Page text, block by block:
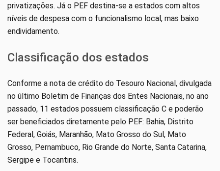
privatizações. Já o PEF destina-se a estados com altos
níveis de despesa com o funcionalismo local, mas baixo
endividamento.
Classificação dos estados
Conforme a nota de crédito do Tesouro Nacional, divulgada
no último Boletim de Finanças dos Entes Nacionais, no ano
passado, 11 estados possuem classificação C e poderão
ser beneficiados diretamente pelo PEF: Bahia, Distrito
Federal, Goiás, Maranhão, Mato Grosso do Sul, Mato
Grosso, Pernambuco, Rio Grande do Norte, Santa Catarina,
Sergipe e Tocantins.